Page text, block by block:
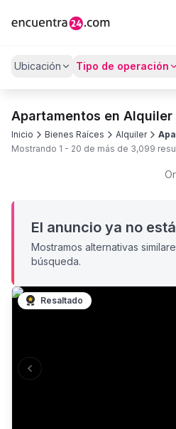
Ubicación Tipo de operación
Apartamentos en Alquiler
Inicio Bienes Raíces Alquiler
Mostrando 1 - 20 de más de 3,099
El anuncio ya no
Mostramos alternativas
búsqueda.
Previous slide
Resaltado